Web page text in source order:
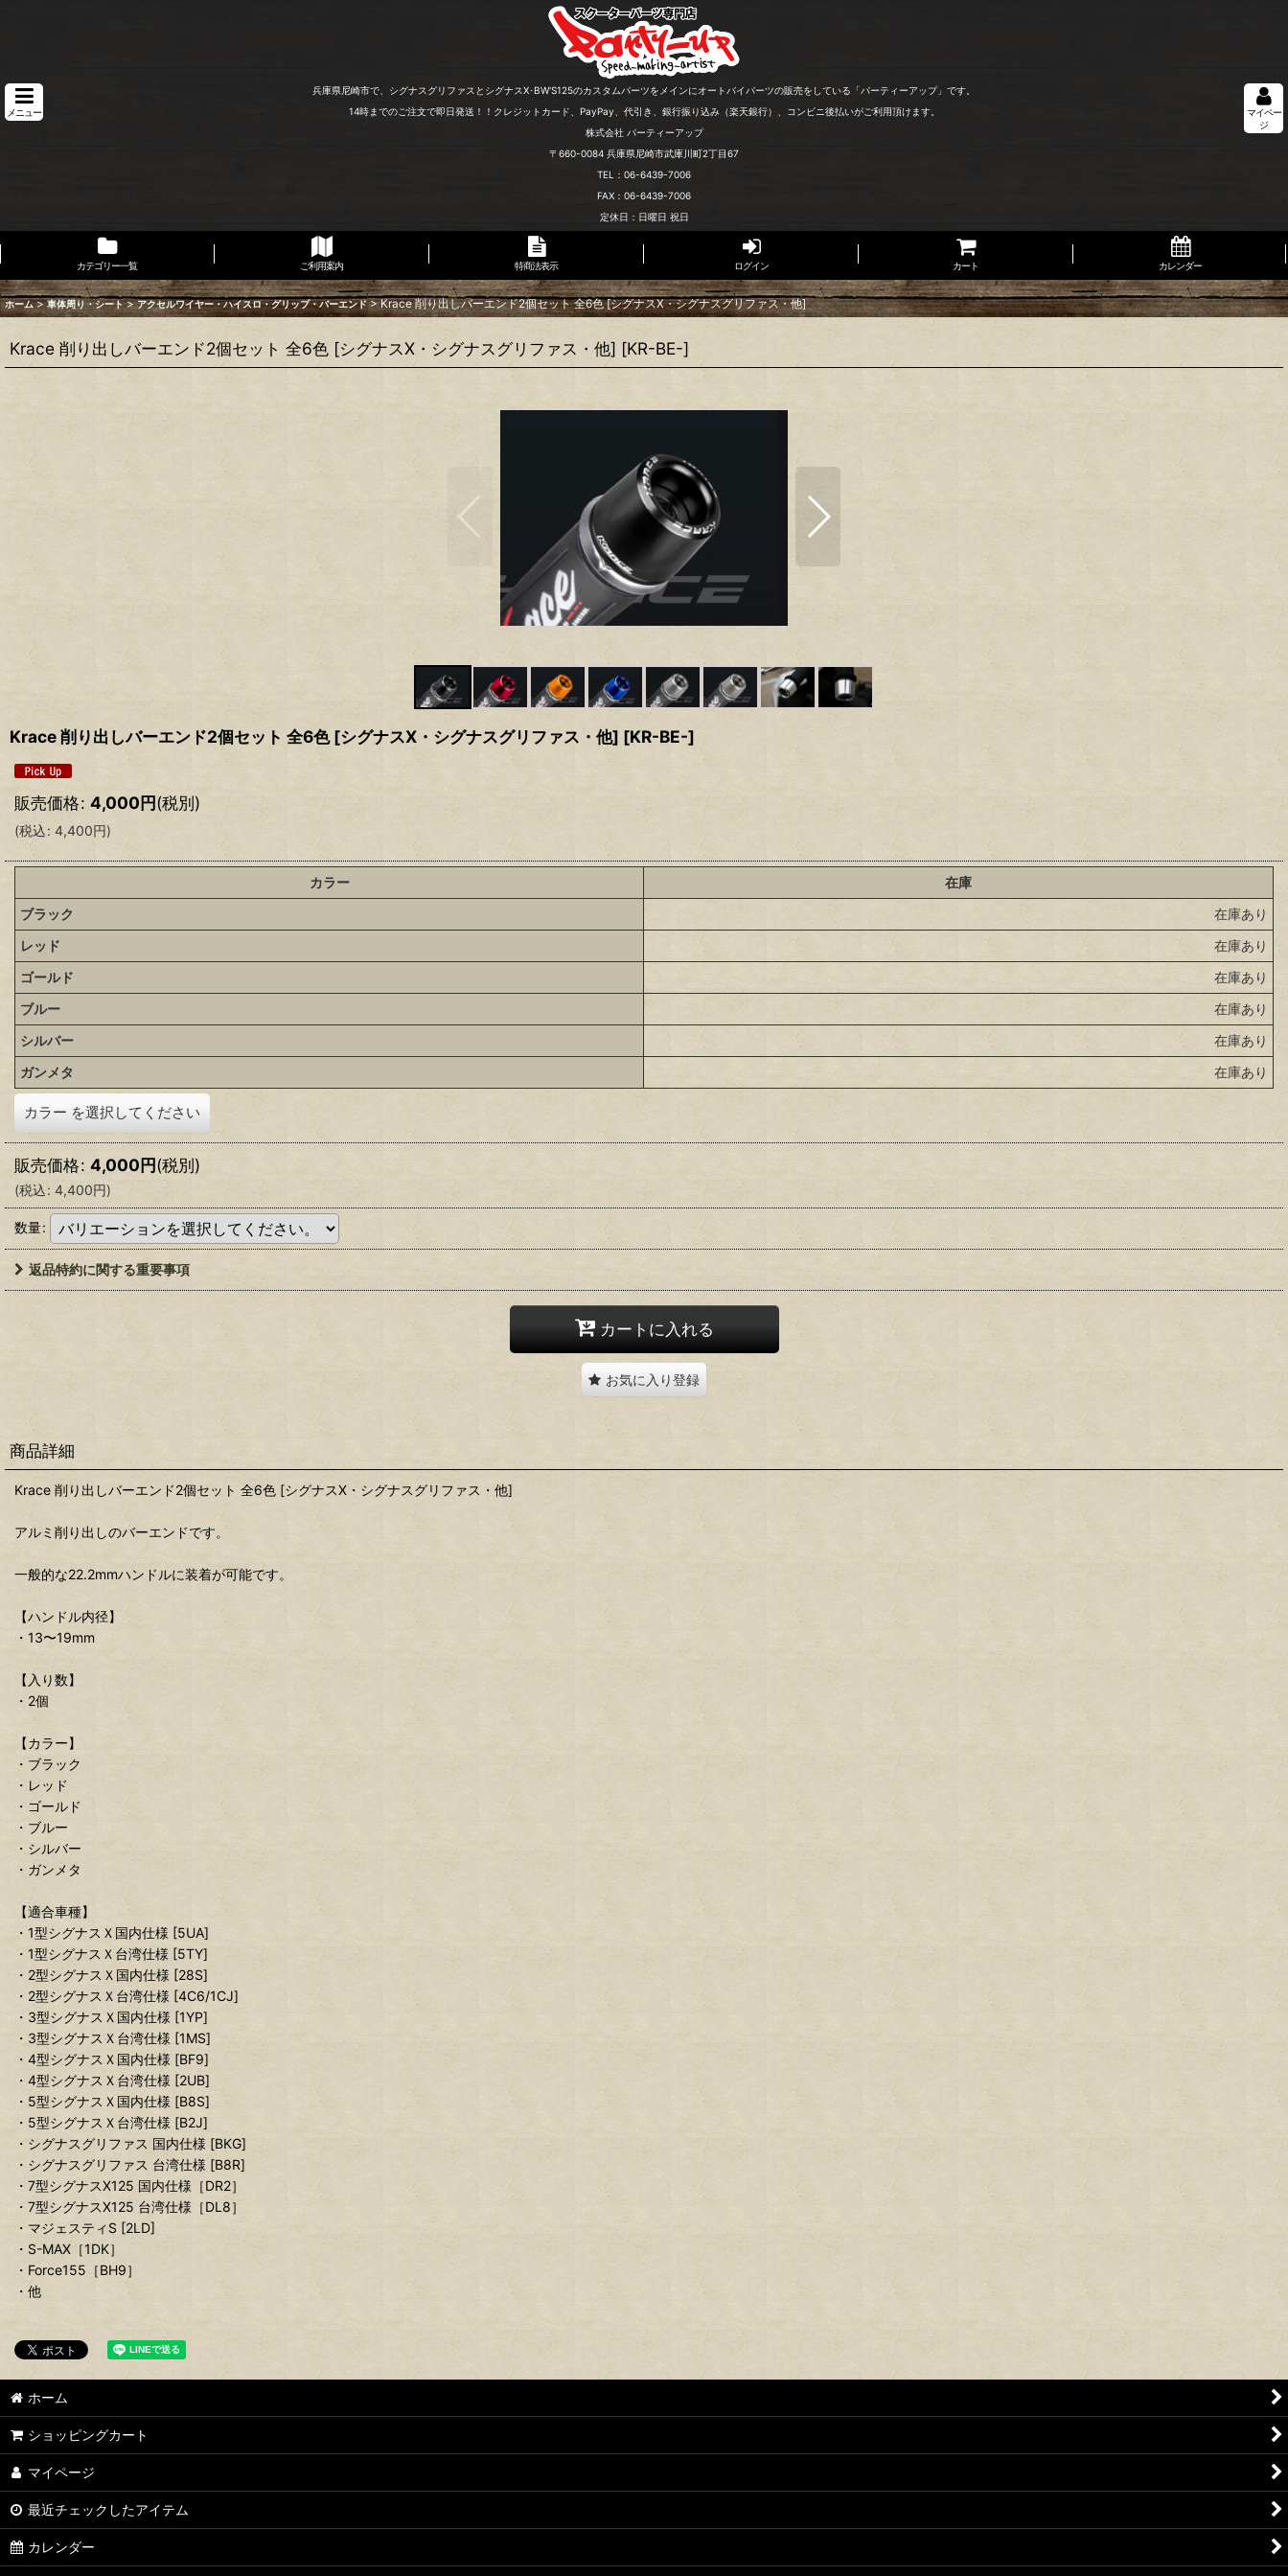
メニュー
兵庫県尼崎市で、シグナスグリファスとシグナスX･BW'S125のカスタムパーツをメインにオートバイパーツの販売をしている「パーティーアップ」です。
14時までのご注文で即日発送！！クレジットカード、PayPay、代引き、銀行振り込み（楽天銀行）、コンビニ後払いがご利用頂けます。
株式会社 パーティーアップ
〒660-0084 兵庫県尼崎市武庫川町2丁目67
TEL：06-6439-7006
FAX：06-6439-7006
定休日：日曜日 祝日
マイペー
ジ
カテゴリー一覧 ご利用案内 特商法表示 ログイン カート カレンダー
ホーム > 車体周り・シート > アクセルワイヤー・ハイスロ・グリップ・バーエンド > Krace 削り出しバーエンド2個セット 全6色 [シグナスX・シグナスグリファス・他]
Krace 削り出しバーエンド2個セット 全6色 [シグナスX・シグナスグリファス・他] [KR-BE-]
Krace 削り出しバーエンド2個セット 全6色 [シグナスX・シグナスグリファス・他] [KR-BE-]
販売価格: 4,000円(税別)
(税込: 4,400円)
カラー
在庫
ブラック
在庫あり
レッド
在庫あり
ゴールド
在庫あり
ブルー
在庫あり
シルバー
在庫あり
ガンメタ
在庫あり
カラー を選択してください
販売価格: 4,000円(税別)
(税込: 4,400円)
数量:
返品特約に関する重要事項
カートに入れる
お気に入り登録
商品詳細
Krace 削り出しバーエンド2個セット 全6色 [シグナスX・シグナスグリファス・他]
アルミ削り出しのバーエンドです。
一般的な22.2mmハンドルに装着が可能です。
【ハンドル内径】
・13〜19mm
【入り数】
・2個
【カラー】
・ブラック
・レッド
・ゴールド
・ブルー
・シルバー
・ガンメタ
【適合車種】
・1型シグナスＸ国内仕様 [5UA]
・1型シグナスＸ台湾仕様 [5TY]
・2型シグナスＸ国内仕様 [28S]
・2型シグナスＸ台湾仕様 [4C6/1CJ]
・3型シグナスＸ国内仕様 [1YP]
・3型シグナスＸ台湾仕様 [1MS]
・4型シグナスＸ国内仕様 [BF9]
・4型シグナスＸ台湾仕様 [2UB]
・5型シグナスＸ国内仕様 [B8S]
・5型シグナスＸ台湾仕様 [B2J]
・シグナスグリファス 国内仕様 [BKG]
・シグナスグリファス 台湾仕様 [B8R]
・7型シグナスX125 国内仕様［DR2］
・7型シグナスX125 台湾仕様［DL8］
・マジェスティS [2LD]
・S-MAX［1DK］
・Force155［BH9］
・他
ホーム
ショッピングカート
マイページ
最近チェックしたアイテム
カレンダー